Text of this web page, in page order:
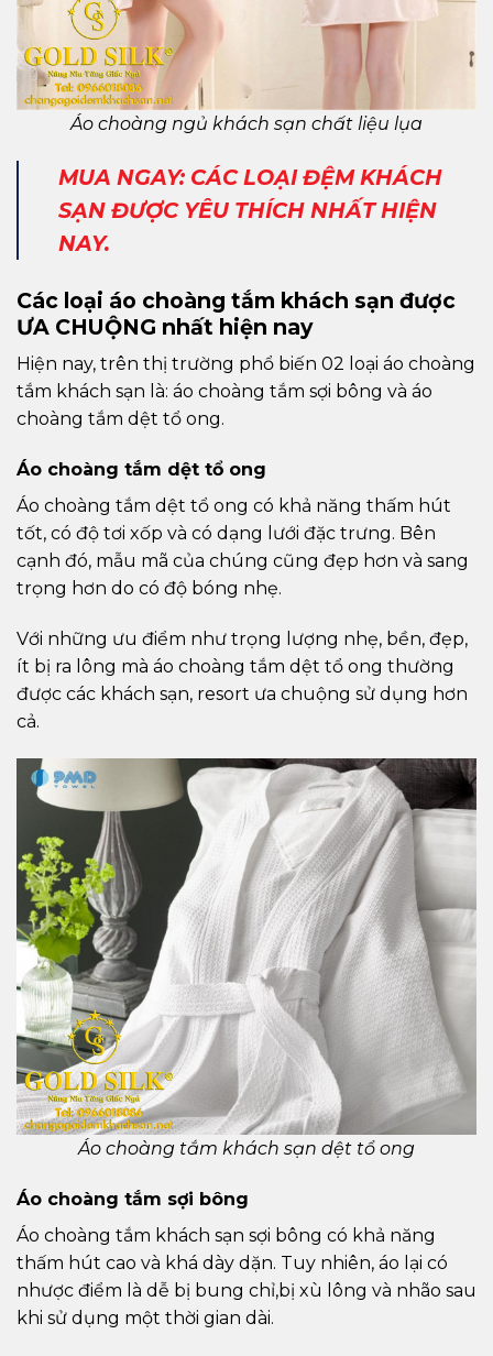
Áo choàng ngủ khách sạn chất liệu lụa
MUA NGAY: CÁC LOẠI ĐỆM KHÁCH
SẠN ĐƯỢC YÊU THÍCH NHẤT HIỆN
NAY.
Các loại áo choàng tắm khách sạn được
ƯA CHUỘNG nhất hiện nay
Hiện nay, trên thị trường phổ biến 02 loại áo choàng
tắm khách sạn là: áo choàng tắm sợi bông và áo
choàng tắm dệt tổ ong.
Áo choàng tắm dệt tổ ong
Áo choàng tắm dệt tổ ong có khả năng thấm hút
tốt, có độ tơi xốp và có dạng lưới đặc trưng. Bên
cạnh đó, mẫu mã của chúng cũng đẹp hơn và sang
trọng hơn do có độ bóng nhẹ.
Với những ưu điểm như trọng lượng nhẹ, bền, đẹp,
ít bị ra lông mà áo choàng tắm dệt tổ ong thường
được các khách sạn, resort ưa chuộng sử dụng hơn
cả.
Áo choàng tắm khách sạn dệt tổ ong
Áo choàng tắm sợi bông
Áo choàng tắm khách sạn sợi bông có khả năng
thấm hút cao và khá dày dặn. Tuy nhiên, áo lại có
nhược điểm là dễ bị bung chỉ,bị xù lông và nhão sau
khi sử dụng một thời gian dài.